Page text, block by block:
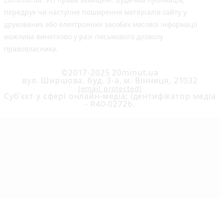
передрук чи наступне поширення матеріалів сайту у
друкованих або електронних засобах масової інформації
можлива винятково у разі письмового дозволу
правовласника.
©2017-2025 20minut.ua
вул. Ширшова, буд. 3-а, м. Вінниця, 21032
[email protected]
Cуб'єкт у сфері онлайн-медіа; ідентифікатор медіа
- R40-02726.